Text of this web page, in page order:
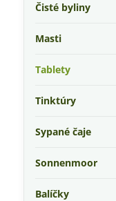
Čisté byliny
Masti
Tablety
Tinktúry
Sypané čaje
Sonnenmoor
Balíčky